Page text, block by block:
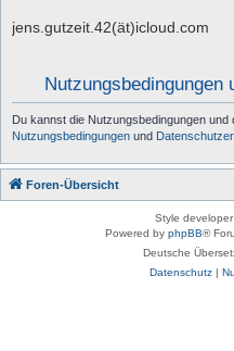
jens.gutzeit.42(ät)icloud.com
Nutzungsbedingungen
Du kannst die Nutzungsbedingungen
Nutzungsbedingungen und
Foren-Übersicht
Style
Powered by phpBB®
Deutsche
Datenschutz|